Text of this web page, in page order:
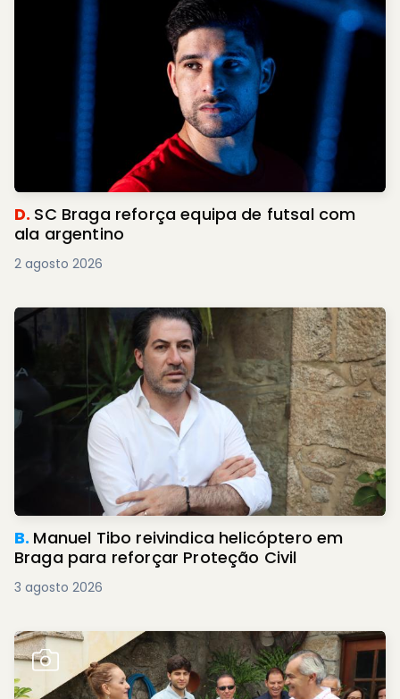
D. SC Braga reforça equipa de futsal com
ala argentino
2 agosto 2026
B. Manuel Tibo reivindica helicóptero em
Braga para reforçar Proteção Civil
3 agosto 2026